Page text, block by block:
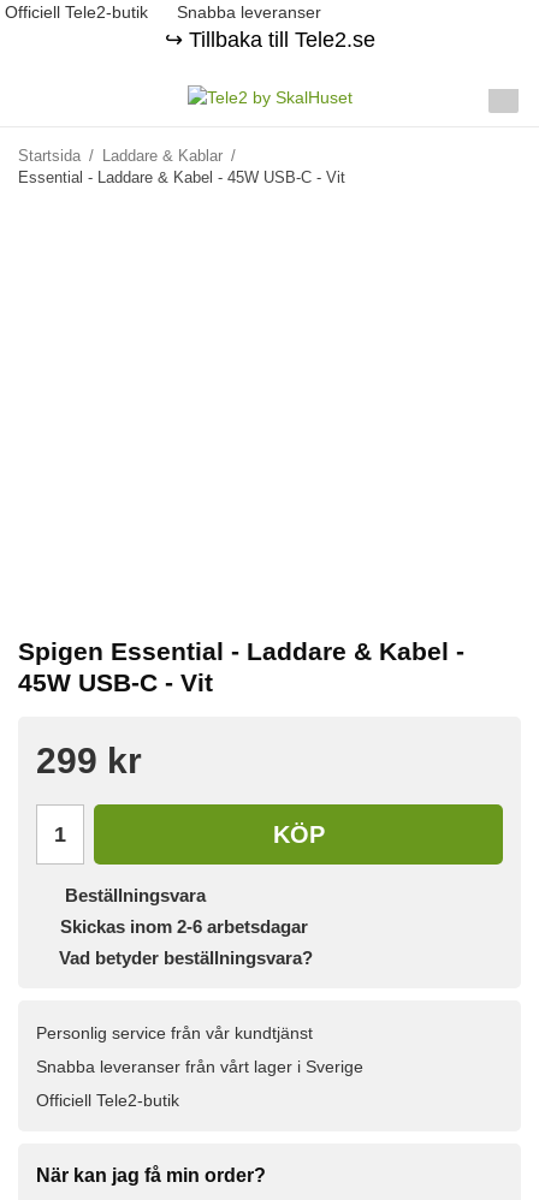
Officiell Tele2-butik Snabba leveranser
↪️ Tillbaka till Tele2.se
Startsida / Laddare & Kablar /
Essential - Laddare & Kabel - 45W USB-C - Vit
Spigen Essential - Laddare & Kabel -
45W USB-C - Vit
299 kr
KÖP
Beställningsvara
Skickas inom 2-6 arbetsdagar
Vad betyder beställningsvara?
Personlig service från vår kundtjänst
Snabba leveranser från vårt lager i Sverige
Officiell Tele2-butik
När kan jag få min order?